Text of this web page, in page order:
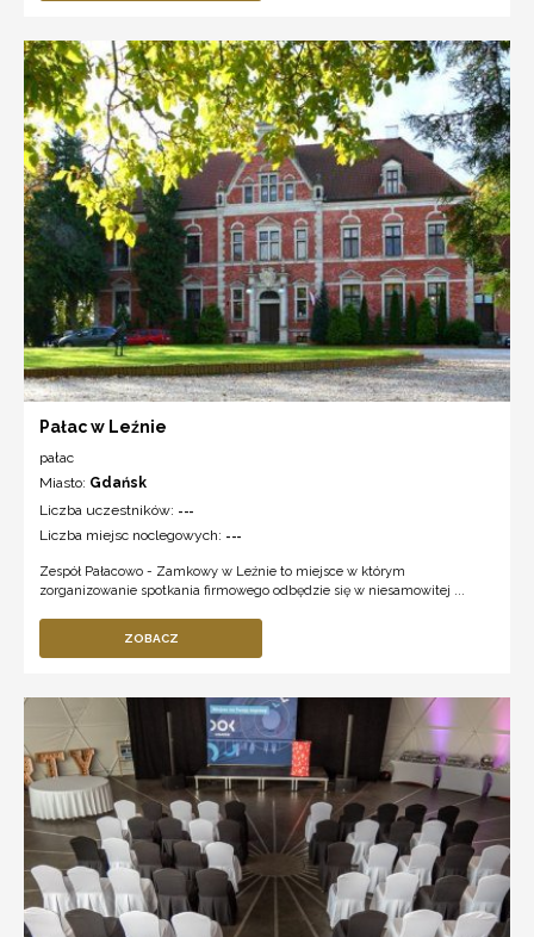
Pałac w Leźnie
pałac
Miasto: Gdańsk
Liczba uczestników: ---
Liczba miejsc noclegowych: ---
Zespół Pałacowo - Zamkowy w Leźnie to miejsce w którym
zorganizowanie spotkania firmowego odbędzie się w niesamowitej ...
ZOBACZ